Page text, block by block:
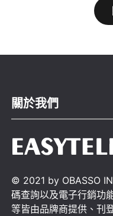
關於我們
© 2021 by OBASSO
碼查詢以及電子行銷功
等皆由品牌商提供、刊